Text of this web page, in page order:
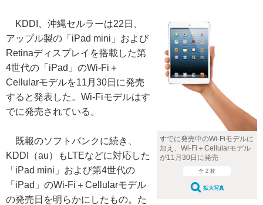
すでに発売中のWi-Fiモデルに
加え、Wi-Fi＋Cellularモデル
が11月30日に発売
全 2 枚
拡大写真
KDDI、沖縄セルラーは22日、
アップル製の「iPad mini」および
Retinaディスプレイを搭載した第
4世代の「iPad」のWi-Fi＋
Cellularモデルを11月30日に発売
すると発表した。Wi-Fiモデルはす
でに発売されている。
既報のソフトバンクに続き、
KDDI（au）もLTEなどに対応した
「iPad mini」および第4世代の
「iPad」のWi-Fi＋Cellularモデル
の発売日を明らかにしたもの。た